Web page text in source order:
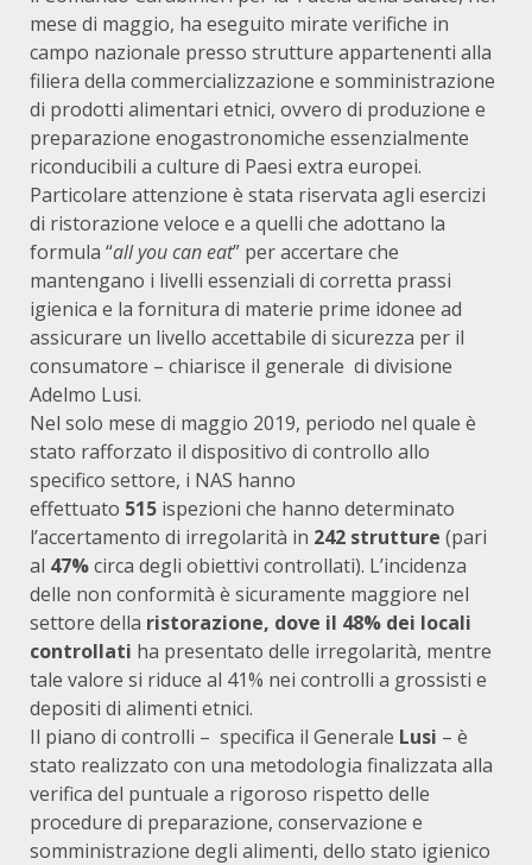
mese di maggio, ha eseguito mirate verifiche in
campo nazionale presso strutture appartenenti alla
filiera della commercializzazione e somministrazione
di prodotti alimentari etnici, ovvero di produzione e
preparazione enogastronomiche essenzialmente
riconducibili a culture di Paesi extra europei.
Particolare attenzione è stata riservata agli esercizi
di ristorazione veloce e a quelli che adottano la
formula “all you can eat” per accertare che
mantengano i livelli essenziali di corretta prassi
igienica e la fornitura di materie prime idonee ad
assicurare un livello accettabile di sicurezza per il
consumatore – chiarisce il generale di divisione
Adelmo Lusi.
Nel solo mese di maggio 2019, periodo nel quale è
stato rafforzato il dispositivo di controllo allo
specifico settore, i NAS hanno
effettuato 515 ispezioni che hanno determinato
l’accertamento di irregolarità in 242 strutture (pari
al 47%circa degli obiettivi controllati). L’incidenza
delle non conformità è sicuramente maggiore nel
settore della ristorazione, dove il 48% dei locali
controllati ha presentato delle irregolarità, mentre
tale valore si riduce al 41% nei controlli a grossisti e
depositi di alimenti etnici.
Il piano di controlli – specifica il Generale Lusi – è
stato realizzato con una metodologia finalizzata alla
verifica del puntuale a rigoroso rispetto delle
procedure di preparazione, conservazione e
somministrazione degli alimenti, dello stato igienico